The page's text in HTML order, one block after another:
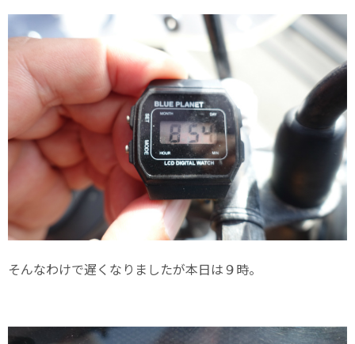
そんなわけで遅くなりましたが本日は９時。